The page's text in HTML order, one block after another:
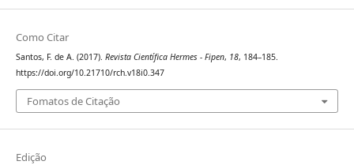
Como Citar
Santos, F. de A. (2017). Revista Científica Hermes - Fipen, 18, 184–185.
https://doi.org/10.21710/rch.v18i0.347
Fomatos de Citação
Edição